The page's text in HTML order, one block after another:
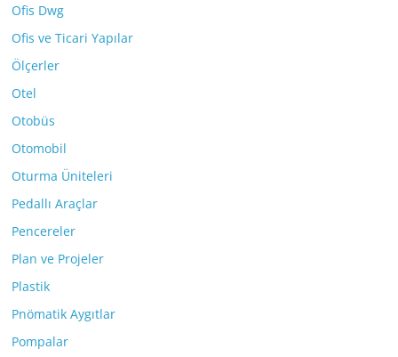
Ofis Dwg
Ofis ve Ticari Yapılar
Ölçerler
Otel
Otobüs
Otomobil
Oturma Üniteleri
Pedallı Araçlar
Pencereler
Plan ve Projeler
Plastik
Pnömatik Aygıtlar
Pompalar